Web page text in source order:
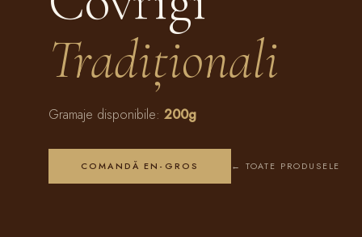
Tradiționali
Gramaje disponibile: 200g
COMANDĂ EN-GROS ← TOATE PRODUSELE